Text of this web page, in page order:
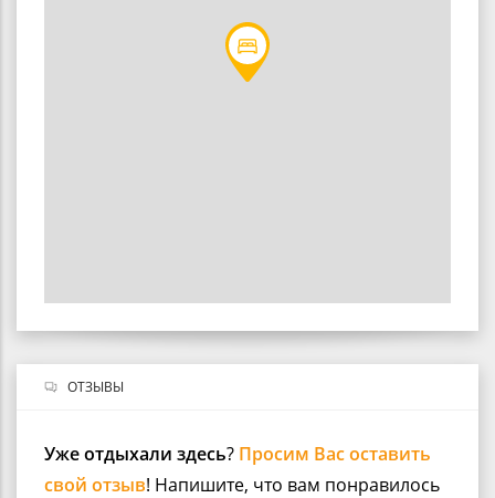
ОТЗЫВЫ
Уже отдыхали здесь? Просим Вас оставить
свой отзыв! Напишите, что вам понравилось